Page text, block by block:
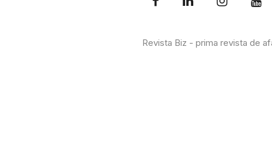
Revista Biz - prima revista de